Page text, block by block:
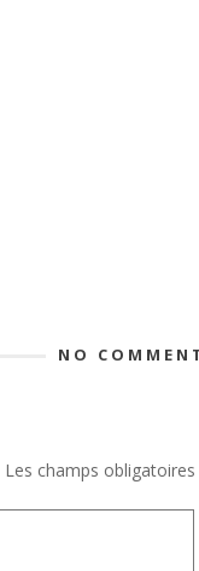
NO
Les champs